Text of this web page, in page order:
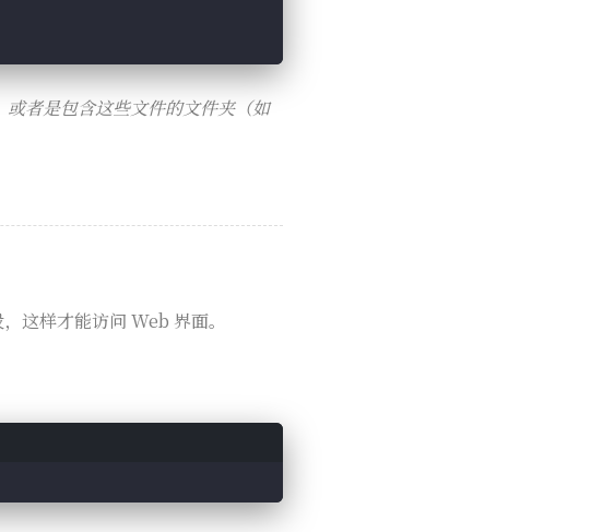
或者是包含这些文件的文件夹（如
样才能访问 Web 界面。